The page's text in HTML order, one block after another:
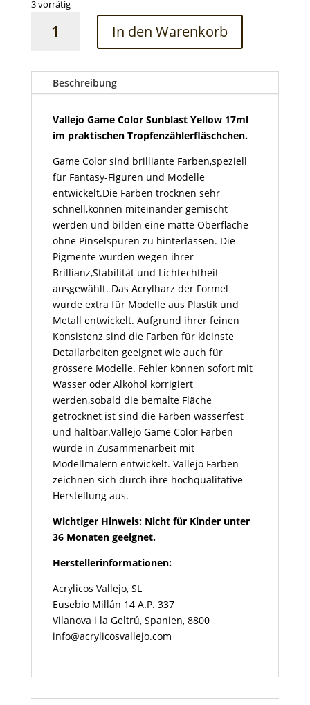
3 vorrätig
Game
Yellow
Menge
In den Warenkorb
Beschreibung
Vallejo Game Color Sunblast Yellow 17ml
im praktischen Tropfenzählerfläschchen.
Game Color sind brilliante Farben,speziell
für Fantasy-Figuren und Modelle
entwickelt.Die Farben trocknen sehr
schnell,können miteinander gemischt
werden und bilden eine matte Oberfläche
ohne Pinselspuren zu hinterlassen. Die
Pigmente wurden wegen ihrer
Brillianz,Stabilität und Lichtechtheit
ausgewählt. Das Acrylharz der Formel
wurde extra für Modelle aus Plastik und
Metall entwickelt. Aufgrund ihrer feinen
Konsistenz sind die Farben für kleinste
Detailarbeiten geeignet wie auch für
grössere Modelle. Fehler können sofort mit
Wasser oder Alkohol korrigiert
werden,sobald die bemalte Fläche
getrocknet ist sind die Farben wasserfest
und haltbar.Vallejo Game Color Farben
wurde in Zusammenarbeit mit
Modellmalern entwickelt. Vallejo Farben
zeichnen sich durch ihre hochqualitative
Herstellung aus.
Wichtiger Hinweis: Nicht für Kinder unter
36 Monaten geeignet.
Herstellerinformationen:
Acrylicos Vallejo, SL
Eusebio Millán 14 A.P. 337
Vilanova i la Geltrú, Spanien, 8800
info@acrylicosvallejo.com